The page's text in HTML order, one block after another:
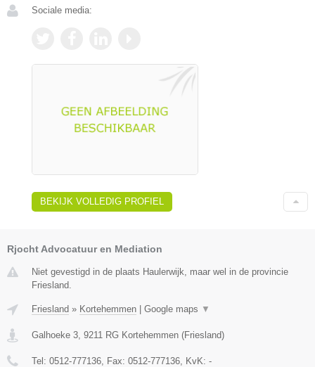
Sociale media:
BEKIJK VOLLEDIG PROFIEL
Rjocht Advocatuur en Mediation
Niet gevestigd in de plaats Haulerwijk, maar wel in de provincie
Friesland.
Friesland » Kortehemmen Google maps ▼
Galhoeke 3, 9211 RG Kortehemmen (Friesland)
Tel: 0512-777136, Fax: 0512-777136, KvK: -